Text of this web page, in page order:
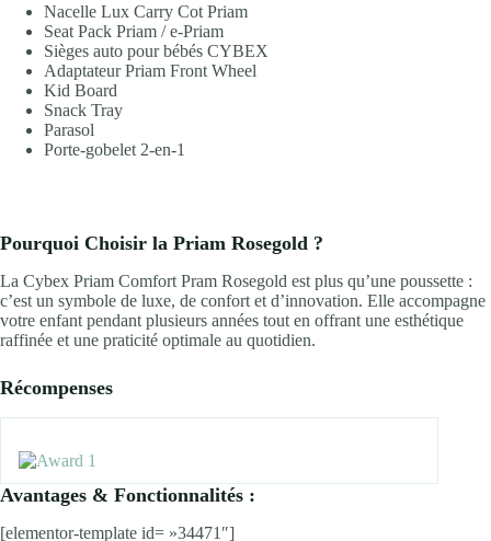
Nacelle Lux Carry Cot Priam
Seat Pack Priam / e-Priam
Sièges auto pour bébés CYBEX
Adaptateur Priam Front Wheel
Kid Board
Snack Tray
Parasol
Porte-gobelet 2-en-1
Pourquoi Choisir la Priam Rosegold ?
La Cybex Priam Comfort Pram Rosegold est plus qu’une poussette :
c’est un symbole de luxe, de confort et d’innovation. Elle accompagne
votre enfant pendant plusieurs années tout en offrant une esthétique
raffinée et une praticité optimale au quotidien.
Récompenses
Avantages & Fonctionnalités :
[elementor-template id= »34471″]